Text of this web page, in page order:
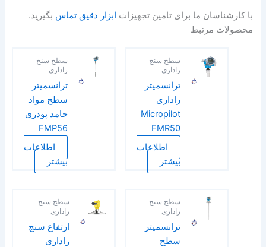
با کارشناسان ما برای تامین تجهیزات ابزار دقیق تماس بگیرید.
محصولات مرتبط
سطح سنج
راداری
ترانسمیتر
راداری
Micropilot
FMR50
اطلاعات
بیشتر
سطح سنج
راداری
ترانسمیتر
سطح مواد
جامد پودری
FMP56
اطلاعات
بیشتر
سطح سنج
راداری
ترانسمیتر
سطح
سطح سنج
راداری
ارتفاع سنج
راداری